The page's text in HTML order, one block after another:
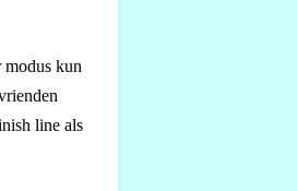
modus kun
line als